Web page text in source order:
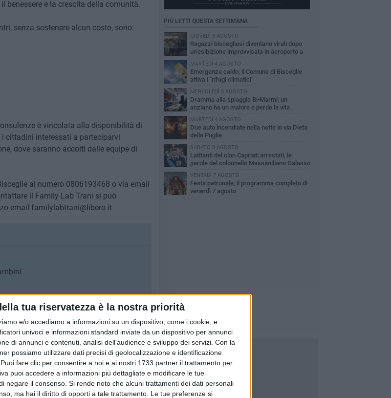
tua riservatezza è la nostra priorità
e/o accediamo a informazioni su un dispositivo, come i cookie, e
univoci e informazioni standard inviate da un dispositivo per annunci
di annunci e contenuti, analisi dell'audience e sviluppo dei servizi. Con la
possiamo utilizzare dati precisi di geolocalizzazione e identificazione
fare clic per consentire a noi e ai nostri 1733 partner il trattamento per
puoi accedere a informazioni più dettagliate e modificare le tue
negare il consenso. Si rende noto che alcuni trattamenti dei dati personali
ma hai il diritto di opporti a tale trattamento. Le tue preferenze si
benessere e la crescita della comunità.
senza sostenere alcun costo, sono:
è vincolata alla disponibilità di
cittadini interessati a parteciparvi
dove saranno accolti dalle equipe di
al numero 0806193468 o via email
il Family Lab Trani si può
email familylabtrani@libero.it
per bambini
PIÙ LETTI QUESTA SETTIMANA
GIOVEDÌ 6 AGOSTO
Ragazzi biscegliesi diventano virali dopo
un'esibizione improvvisata in aeroporto a
Roma-Fiumicino
MARTEDÌ 4 AGOSTO
Emergenza caldo, il Comune di Bisceglie
attiva i "rifugi climatici"
MERCOLEDÌ 5 AGOSTO
Dramma alla spiaggia Bi-Marmi: un
anziano ha un malore e perde la vita
MARTEDÌ 4 AGOSTO
Due auto incendiate nella notte in via Dieta
delle Puglie
SABATO 8 AGOSTO
Latitanti del clan Capriati arrestati, le
parole del colonnello Massimiliano Galasso
VENERDÌ 7 AGOSTO
Festa patronale, il programma completo di
venerdì 7 agosto